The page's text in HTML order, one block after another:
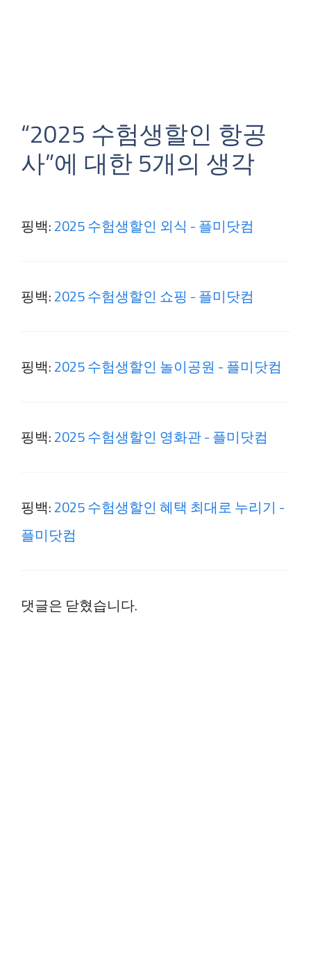
“2025 수험생할인 항공
사”에 대한 5개의 생각
핑백:2025 수험생할인 외식 - 플미닷컴
핑백:2025 수험생할인 쇼핑 - 플미닷컴
핑백:2025 수험생할인 놀이공원 - 플미닷컴
핑백:2025 수험생할인 영화관 - 플미닷컴
핑백:2025 수험생할인 혜택 최대로 누리기 -
플미닷컴
댓글은 닫혔습니다.